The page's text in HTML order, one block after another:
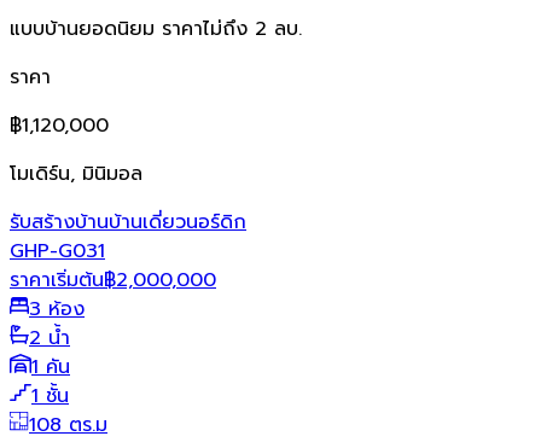
แบบบ้านยอดนิยม ราคาไม่ถึง 2 ลบ.
ราคา
฿1,120,000
โมเดิร์น, มินิมอล
รับสร้างบ้านบ้านเดี่ยวนอร์ดิก
GHP-G031
ราคาเริ่มต้น฿2,000,000
3 ห้อง
2 น้ำ
1 คัน
1 ชั้น
108 ตร.ม